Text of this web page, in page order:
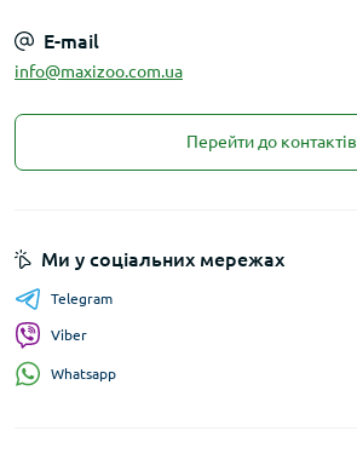
E-mail
info@maxizoo.com.ua
Перейти до контактів
Ми у соціальних мережах
Telegram
Viber
Whatsapp